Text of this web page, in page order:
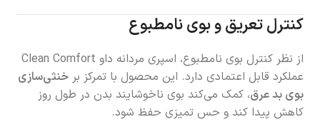
کنترل تعریق و بوی نامطبوع
از نظر کنترل بوی نامطبوع، اسپری مردانه داو Clean Comfort
عملکرد قابل اعتمادی دارد. این محصول با تمرکز برخنثی‌سازی
بوی بد عرق، کمک می‌کند بوی ناخوشایند بدن در طول روز
کاهش پیدا کند و حس تمیزی حفظ شود.